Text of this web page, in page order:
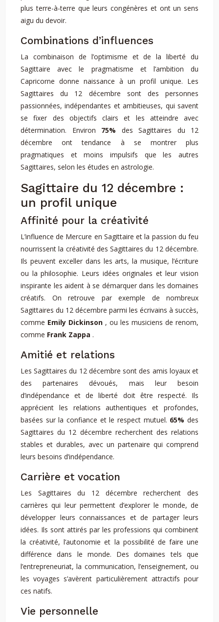
plus terre-à-terre que leurs congénères et ont un sens
aigu du devoir.
Combinations d’influences
La combinaison de l’optimisme et de la liberté du
Sagittaire avec le pragmatisme et l’ambition du
Capricorne donne naissance à un profil unique. Les
Sagittaires du 12 décembre sont des personnes
passionnées, indépendantes et ambitieuses, qui savent
se fixer des objectifs clairs et les atteindre avec
détermination. Environ 75% des Sagittaires du 12
décembre ont tendance à se montrer plus
pragmatiques et moins impulsifs que les autres
Sagittaires, selon les études en astrologie.
Sagittaire du 12 décembre :
un profil unique
Affinité pour la créativité
L’influence de Mercure en Sagittaire et la passion du feu
nourrissent la créativité des Sagittaires du 12 décembre.
Ils peuvent exceller dans les arts, la musique, l’écriture
ou la philosophie. Leurs idées originales et leur vision
inspirante les aident à se démarquer dans les domaines
créatifs. On retrouve par exemple de nombreux
Sagittaires du 12 décembre parmi les écrivains à succès,
comme Emily Dickinson , ou les musiciens de renom,
comme Frank Zappa .
Amitié et relations
Les Sagittaires du 12 décembre sont des amis loyaux et
des partenaires dévoués, mais leur besoin
d’indépendance et de liberté doit être respecté. Ils
apprécient les relations authentiques et profondes,
basées sur la confiance et le respect mutuel. 65%des
Sagittaires du 12 décembre recherchent des relations
stables et durables, avec un partenaire qui comprend
leurs besoins d’indépendance.
Carrière et vocation
Les Sagittaires du 12 décembre recherchent des
carrières qui leur permettent d’explorer le monde, de
développer leurs connaissances et de partager leurs
idées. Ils sont attirés par les professions qui combinent
la créativité, l’autonomie et la possibilité de faire une
différence dans le monde. Des domaines tels que
l’entrepreneuriat, la communication, l’enseignement, ou
les voyages s’avèrent particulièrement attractifs pour
ces natifs.
Vie personnelle